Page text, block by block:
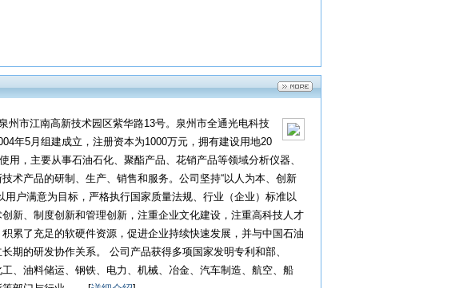
州市江南高新技术园区紫华路13号。泉州市全通光电科技
年5月组建成立，注册资本为1000万元，拥有建设用地20
，主要从事石油石化、聚酯产品、花销产品等领域分析仪器、
术产品的研制、生产、销售和服务。公司坚持“以人为本、创新
户满意为目标，严格执行国家质量法规、行业（企业）标准以
新、制度创新和管理创新，注重企业文化建设，注重高科技人才
累了充足的软硬件资源，促进企业持续快速发展，并与中国石油
期的研发协作关系。 公司产品获得多项国家发明专利和部、
、油料储运、钢铁、电力、机械、冶金、汽车制造、航空、船